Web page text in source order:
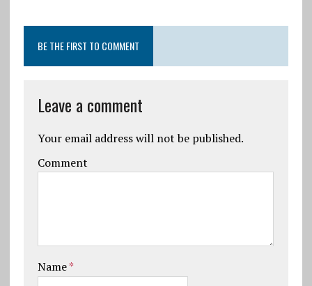
BE THE FIRST TO COMMENT
Leave a comment
Your email address will not be published.
Comment
Name*